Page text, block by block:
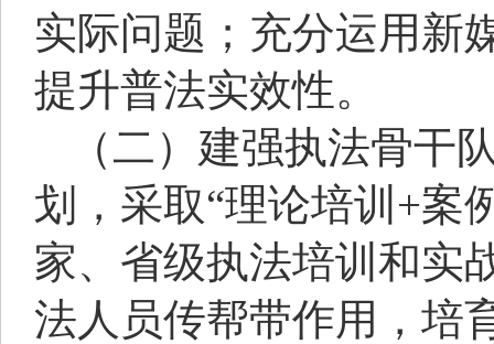
实际问题；充分运用新
提升普法实效性。
（二）建强执法骨干
划，采取“理论培训+案
家、省级执法培训和实
法人员传帮带作用，培